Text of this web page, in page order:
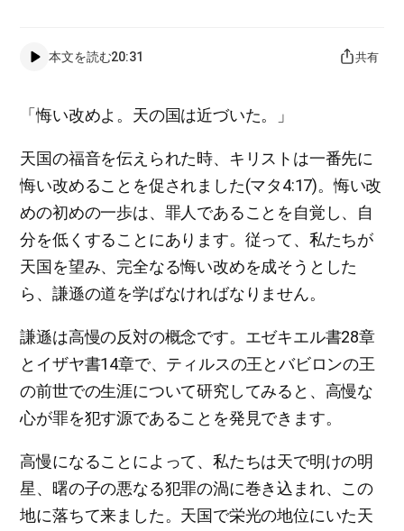
本文を読む20:31 共有
「悔い改めよ。天の国は近づいた。」
天国の福音を伝えられた時、キリストは一番先に
悔い改めることを促されました(マタ4:17)。悔い改
めの初めの一歩は、罪人であることを自覚し、自
分を低くすることにあります。従って、私たちが
天国を望み、完全なる悔い改めを成そうとした
ら、謙遜の道を学ばなければなりません。
謙遜は高慢の反対の概念です。エゼキエル書28章
とイザヤ書14章で、ティルスの王とバビロンの王
の前世での生涯について研究してみると、高慢な
心が罪を犯す源であることを発見できます。
高慢になることによって、私たちは天で明けの明
星、曙の子の悪なる犯罪の渦に巻き込まれ、この
地に落ちて来ました。天国で栄光の地位にいた天